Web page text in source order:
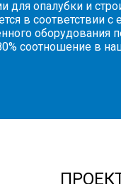
опалубки и
в
оборудования
соотношение в